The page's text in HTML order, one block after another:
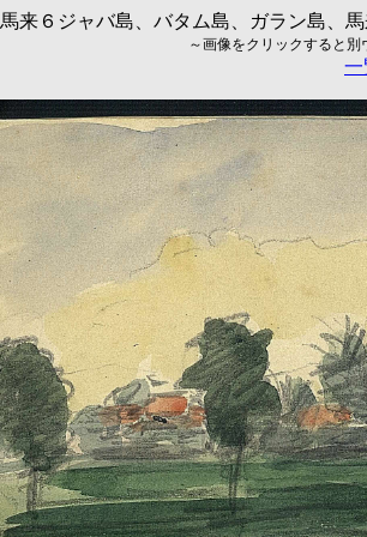
馬来６ジャバ島、バタム島、ガラン島、
～画像をクリックすると
一